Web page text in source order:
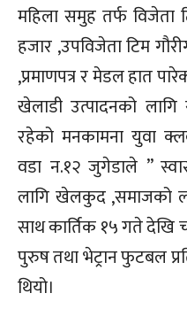
महिला समुह तर्फ
हजार ,उपविजेता टिम
,प्रमाणपत्र र मेडल हात
खेलाडी उत्पादनको
रहेको मनकामना युवा
वडा न.१२ जुगेडाले ”
लागि खेलकुद ,समाजको
साथ कार्तिक १५ गते देखि
पुरुष तथा भेट्रान फुटबल
थियो।